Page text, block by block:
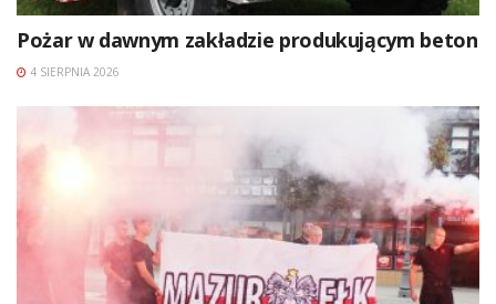
Pożar w dawnym zakładzie produkującym beton
4 SIERPNIA 2026